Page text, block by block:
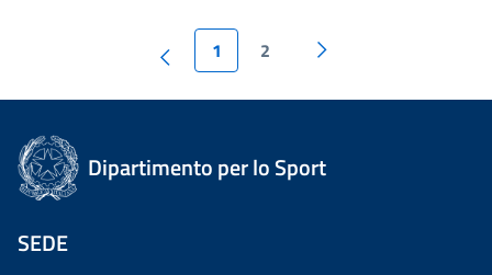
1 2
Dipartimento per lo Sport
SEDE